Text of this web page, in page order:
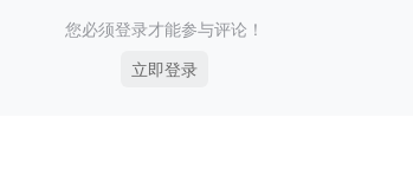
您必须登录才能参与评论！
立即登录